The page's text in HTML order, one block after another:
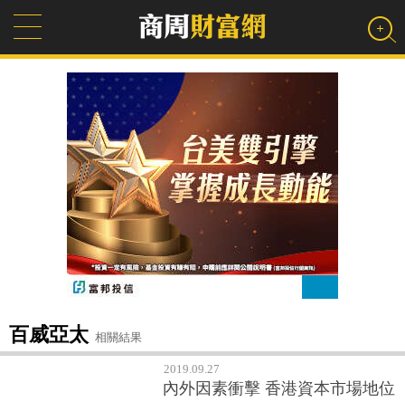
百威亞太 相關結果
2019.09.27
內外因素衝擊 香港資本市場地位